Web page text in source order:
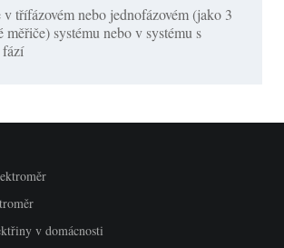
třífázovém nebo jednofázovém (jako 3
měřiče) systému nebo v systému s
v domácnosti